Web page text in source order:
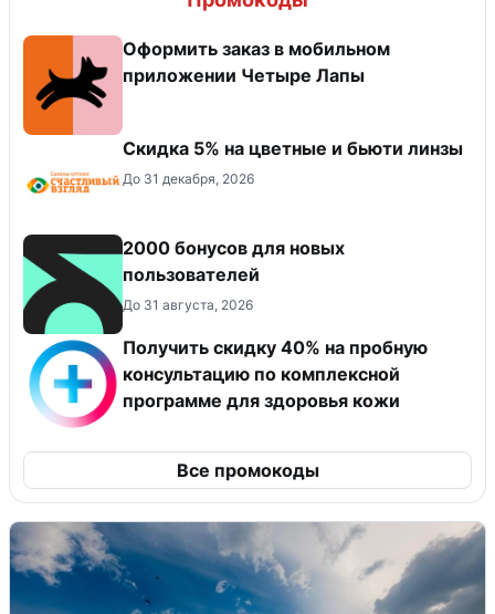
Оформить заказ в мобильном
приложении Четыре Лапы
Скидка 5% на цветные и бьюти линзы
До 31 декабря, 2026
2000 бонусов для новых
пользователей
До 31 августа, 2026
Получить скидку 40% на пробную
консультацию по комплексной
программе для здоровья кожи
Все промокоды